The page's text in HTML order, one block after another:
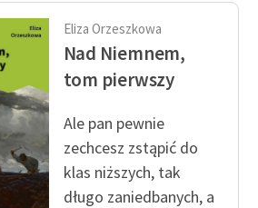
Eliza Orzeszkowa
Nad Niemnem,
tom pierwszy
Ale pan pewnie
zechcesz zstąpić do
klas niższych, tak
długo zaniedbanych, a